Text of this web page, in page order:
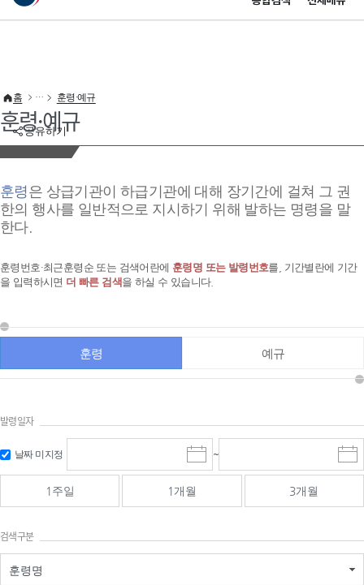
이 누리집은 대한민국 공식 전자정부 누리집입니다.
공유하기
홈 훈령·예규
훈령·예규
훈령은 상급기관이 하급기관에 대해 장기간에 걸쳐 그 권
한의 행사를 일반적으로 지시하기 위해 발하는 명령을 말
한다.
훈령번호·최근훈령순 또는 검색어란에 훈령명 또는 발령번호를, 기간별란에 기간
을 입력하시면 더 빠른 검색 을 하실 수 있습니다.
훈령 예규
발령일자
날짜 미지정
시
작
일
선
~
마
감
선
1주일 1개월 3개월
검색구분
훈령명